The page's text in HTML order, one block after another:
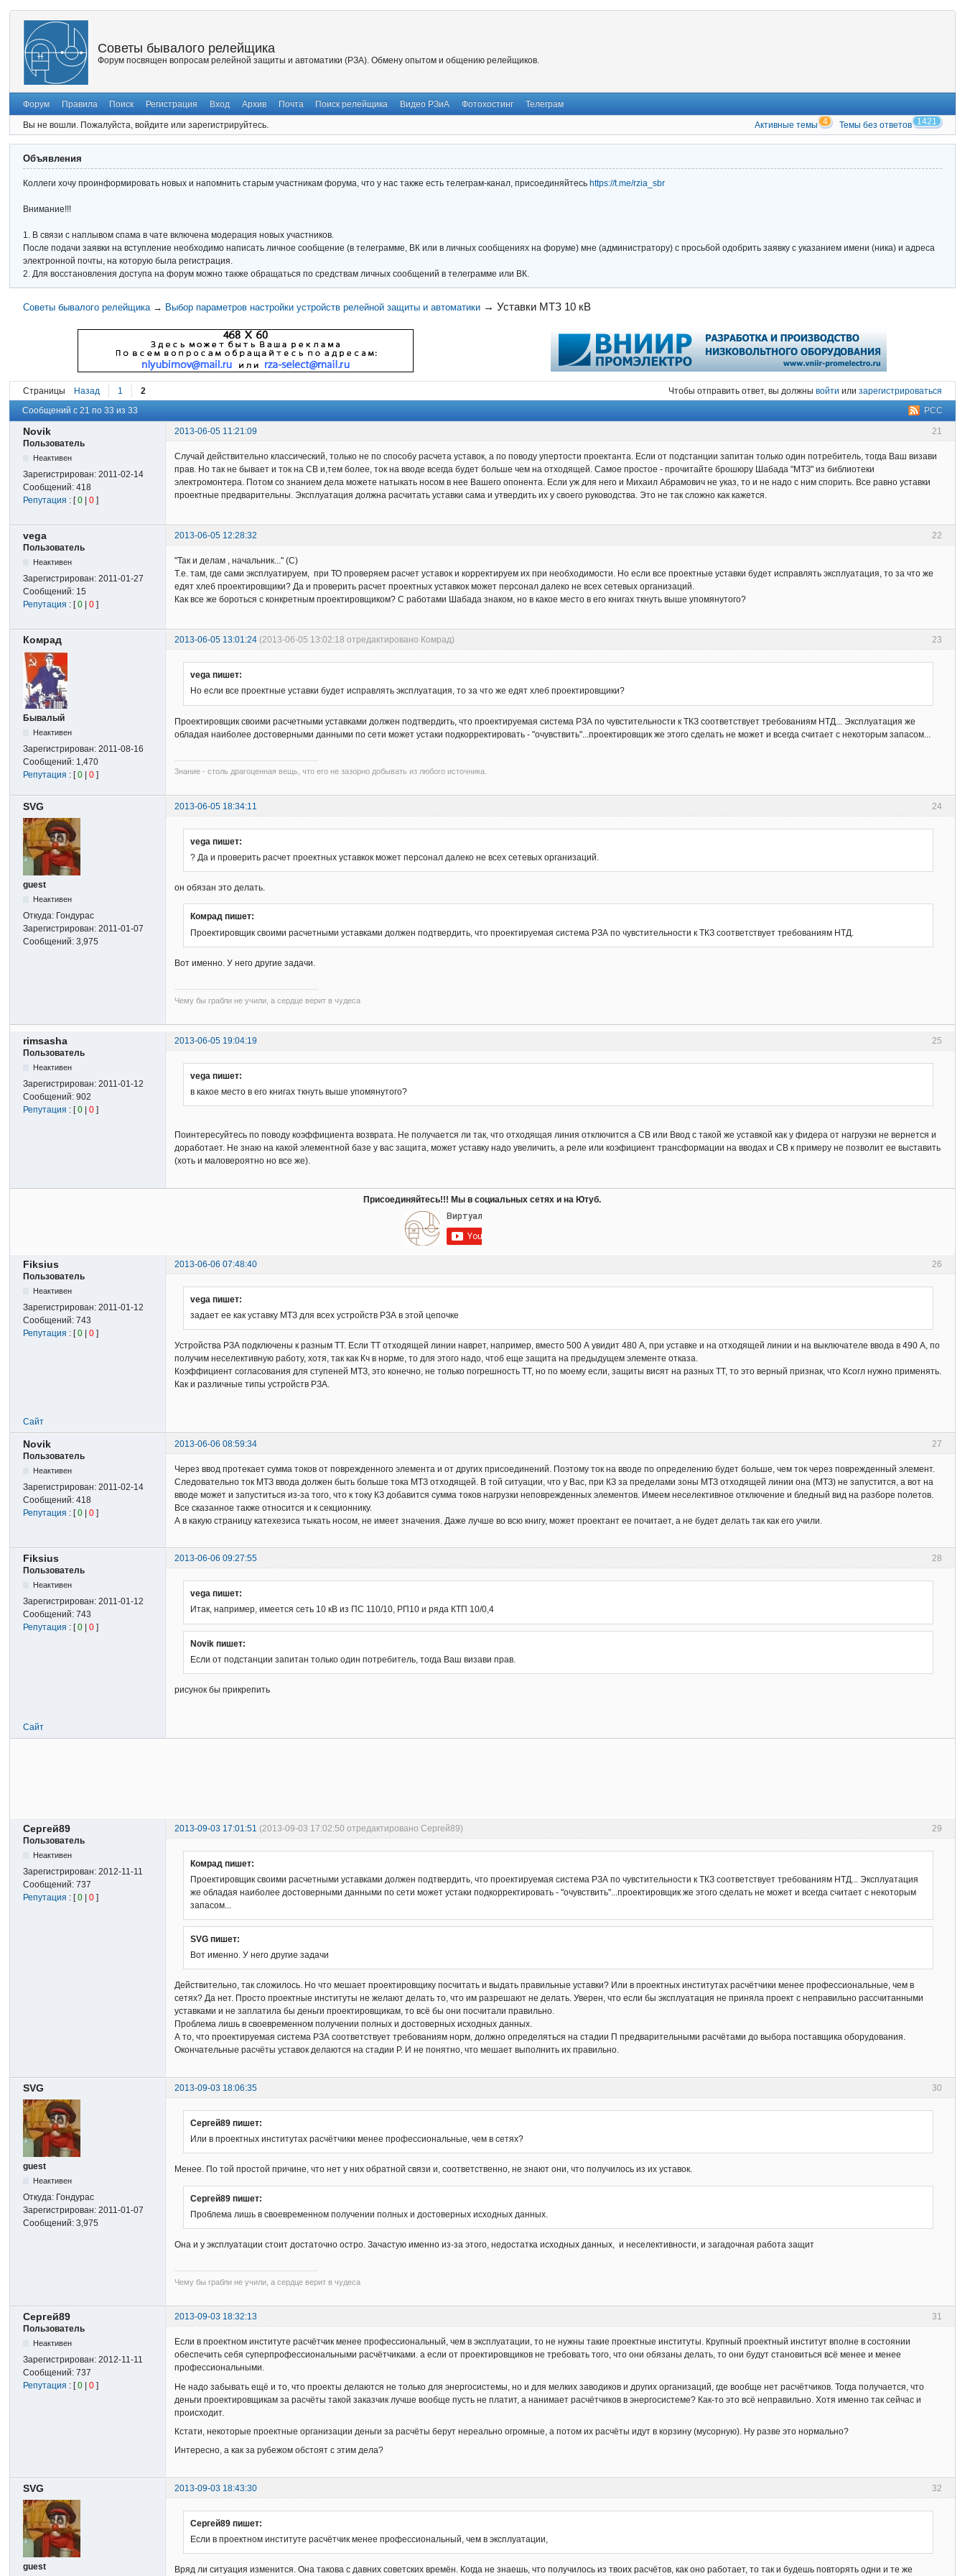
Советы бывалого релейщика
Форум посвящен вопросам релейной защиты и автоматики (РЗА). Обмену опытом и общению релейщиков.
Форум Правила Поиск Регистрация Вход Архив Почта Поиск релейщика Видео РЗиА Фотохостинг Телеграм
Вы не вошли. Пожалуйста, войдите или зарегистрируйтесь. Активные темы 4 Темы без ответов 1421
Объявления
Коллеги хочу проинформировать новых и напомнить старым участникам форума, что у нас также есть телеграм-канал, присоединяйтесь https://t.me/rzia_sbr
Внимание!!!
1. В связи с наплывом спама в чате включена модерация новых участников.
После подачи заявки на вступление необходимо написать личное сообщение (в телеграмме, ВК или в личных сообщениях на форуме) мне (администратору) с просьбой одобрить заявку с указанием имени (ника) и адреса
электронной почты, на которую была регистрация.
2. Для восстановления доступа на форум можно также обращаться по средствам личных сообщений в телеграмме или ВК.
Советы бывалого релейщика → Выбор параметров настройки устройств релейной защиты и автоматики → Уставки МТЗ 10 кВ
Страницы Назад 1 2 Чтобы отправить ответ, вы должны войти или зарегистрироваться
РСС
Сообщений с 21 по 33 из 33
21
Novik
2013-06-05 11:21:09
Пользователь
Неактивен
Зарегистрирован:2011-02-14
Сообщений:418
Репутация : [0 |0 ]
Случай действительно классический, только не по способу расчета уставок, а по поводу упертости проектанта. Если от подстанции запитан только один потребитель, тогда Ваш визави
прав. Но так не бывает и ток на СВ и,тем более, ток на вводе всегда будет больше чем на отходящей. Самое простое - прочитайте брошюру Шабада "МТЗ" из библиотеки
электромонтера. Потом со знанием дела можете натыкать носом в нее Вашего опонента. Если уж для него и Михаил Абрамович не указ, то и не надо с ним спорить. Все равно уставки
проектные предварительны. Эксплуатация должна расчитать уставки сама и утвердить их у своего руководства. Это не так сложно как кажется.
22
vega
2013-06-05 12:28:32
Пользователь
Неактивен
Зарегистрирован:2011-01-27
Сообщений: 15
Репутация : [0 |0 ]
"Так и делам , начальник..." (С)
Т.е. там, где сами эксплуатируем, при ТО проверяем расчет уставок и корректируем их при необходимости. Но если все проектные уставки будет исправлять эксплуатация, то за что же
едят хлеб проектировщики? Да и проверить расчет проектных уставкок может персонал далеко не всех сетевых организаций.
Как все же бороться с конкретным проектировщиком? С работами Шабада знаком, но в какое место в его книгах ткнуть выше упомянутого?
23
Комрад 2013-06-05 13:01:24 (2013-06-05 13:02:18 отредактировано Комрад)
Бывалый
Неактивен
Зарегистрирован:2011-08-16
Сообщений: 1,470
Репутация : [0 |0 ]
vega пишет:
Но если все проектные уставки будет исправлять эксплуатация, то за что же едят хлеб проектировщики?
Проектировщик своими расчетными уставками должен подтвердить, что проектируемая система РЗА по чувстительности к ТКЗ соответствует требованиям НТД... Эксплуатация же
обладая наиболее достоверными данными по сети может устаки подкорректировать - "очувствить"...проектировщик же этого сделать не может и всегда считает с некоторым запасом...
3нание - столь драгоценная вещь, что его не зазорно добывать из любого источника.
24
SVG 2013-06-05 18:34:11
guest
Неактивен
Откуда: Гондурас
Зарегистрирован:2011-01-07
Сообщений:3,975
vega пишет:
? Да и проверить расчет проектных уставкок может персонал далеко не всех сетевых организаций.
он обязан это делать.
Комрад пишет:
Проектировщик своими расчетными уставками должен подтвердить, что проектируемая система РЗА по чувстительности к ТКЗ соответствует требованиям НТД.
Вот именно. У него другие задачи.
Чему бы грабли не учили, а сердце верит в чудеса
25
rimsasha
2013-06-05 19:04:19
Пользователь
Неактивен
Зарегистрирован:2011-01-12
Сообщений:902
Репутация : [0 |0 ]
vega пишет:
в какое место в его книгах ткнуть выше упомянутого?
Поинтересуйтесь по поводу коэффициента возврата. Не получается ли так, что отходящая линия отключится а СВ или Ввод с такой же уставкой как у фидера от нагрузки не вернется и
доработает. Не знаю на какой элементной базе у вас защита, может уставку надо увеличить, а реле или коэфициент трансформации на вводах и СВ к примеру не позволит ее выставить
(хоть и маловероятно но все же).
Присоединяйтесь!!! Мы в социальных сетях и на Ютуб.
26
Fiksius
2013-06-06 07:48:40
Пользователь
Неактивен
Зарегистрирован:2011-01-12
Сообщений:743
Репутация : [0 |0 ]
vega пишет:
задает ее как уставку МТЗ для всех устройств РЗА в этой цепочке
Устройства РЗА подключены к разным ТТ. Если ТТ отходящей линии наврет, например, вместо 500 А увидит 480 А, при уставке и на отходящей линии и на выключателе ввода в 490 А, по
получим неселективную работу, хотя, так как Кч в норме, то для этого надо, чтоб еще защита на предыдущем элементе отказа.
Коэффициент согласования для ступеней МТЗ, это конечно, не только погрешность ТТ, но по моему если, защиты висят на разных ТТ, то это верный признак, что Ксогл нужно применять.
Как и различные типы устройств РЗА.
Сайт
27
Novik
2013-06-06 08:59:34
Пользователь
Неактивен
Зарегистрирован:2011-02-14
Сообщений:418
Репутация : [0 |0 ]
Через ввод протекает сумма токов от поврежденного элемента и от других присоединений. Поэтому ток на вводе по определению будет больше, чем ток через поврежденный элемент.
Следовательно ток МТЗ ввода должен быть больше тока МТЗ отходящей. В той ситуации, что у Вас, при КЗ за пределами зоны МТЗ отходящей линии она (МТЗ) не запустится, а вот на
вводе может и запуститься из-за того, что к току КЗ добавится сумма токов нагрузки неповрежденных элементов. Имеем неселективное отключение и бледный вид на разборе полетов.
Все сказанное также относится и к секционнику.
А в какую страницу катехезиса тыкать носом, не имеет значения. Даже лучше во всю книгу, может проектант ее почитает, а не будет делать так как его учили.
28
Fiksius
2013-06-06 09:27:55
Пользователь
Неактивен
Зарегистрирован:2011-01-12
Сообщений:743
Репутация : [0 |0 ]
vega пишет:
Итак, например, имеется сеть 10 кВ из ПС 110/10, РП10 и ряда КТП 10/0,4
Novik пишет:
Если от подстанции запитан только один потребитель, тогда Ваш визави прав.
рисунок бы прикрепить
Сайт
29
Сергей89 2013-09-03 17:01:51 (2013-09-03 17:02:50 отредактировано Сергей89)
Пользователь
Неактивен
Зарегистрирован:2012-11-11
Сообщений:737
Репутация : [0 |0 ]
Комрад пишет:
Проектировщик своими расчетными уставками должен подтвердить, что проектируемая система РЗА по чувстительности к ТКЗ соответствует требованиям НТД... Эксплуатация
же обладая наиболее достоверными данными по сети может устаки подкорректировать - "очувствить"...проектировщик же этого сделать не может и всегда считает с некоторым
запасом...
SVG пишет:
Вот именно. У него другие задачи
Действительно, так сложилось. Но что мешает проектировщику посчитать и выдать правильные уставки? Или в проектных институтах расчётчики менее профессиональные, чем в
сетях? Да нет. Просто проектные институты не желают делать то, что им разрешают не делать. Уверен, что если бы эксплуатация не приняла проект с неправильно рассчитанными
уставками и не заплатила бы деньги проектировщикам, то всё бы они посчитали правильно.
Проблема лишь в своевременном получении полных и достоверных исходных данных.
А то, что проектируемая система РЗА соответствует требованиям норм, должно определяться на стадии П предварительными расчётами до выбора поставщика оборудования.
Окончательные расчёты уставок делаются на стадии Р. И не понятно, что мешает выполнить их правильно.
30
SVG 2013-09-03 18:06:35
guest
Неактивен
Откуда: Гондурас
Зарегистрирован:2011-01-07
Сообщений:3,975
Сергей89 пишет:
Или в проектных институтах расчётчики менее профессиональные, чем в сетях?
Менее. По той простой причине, что нет у них обратной связи и, соответственно, не знают они, что получилось из их уставок.
Сергей89 пишет:
Проблема лишь в своевременном получении полных и достоверных исходных данных.
Она и у эксплуатации стоит достаточно остро. Зачастую именно из-за этого, недостатка исходных данных, и неселективности, и загадочная работа защит
Чему бы грабли не учили, а сердце верит в чудеса
31
Сергей89
2013-09-03 18:32:13
Пользователь
Неактивен
Зарегистрирован:2012-11-11
Сообщений:737
Репутация : [0 |0 ]
Если в проектном институте расчётчик менее профессиональный, чем в эксплуатации, то не нужны такие проектные институты. Крупный проектный институт вполне в состоянии
обеспечить себя суперпрофессиональными расчётчиками. а если от проектировщиков не требовать того, что они обязаны делать, то они будут становиться всё менее и менее
профессиональными.
Не надо забывать ещё и то, что проекты делаются не только для энергосистемы, но и для мелких заводиков и других организаций, где вообще нет расчётчиков. Тогда получается, что
деньги проектировщикам за расчёты такой заказчик лучше вообще пусть не платит, а нанимает расчётчиков в энергосистеме? Как-то это всё неправильно. Хотя именно так сейчас и
происходит.
Кстати, некоторые проектные организации деньги за расчёты берут нереально огромные, а потом их расчёты идут в корзину (мусорную). Ну разве это нормально?
Интересно, а как за рубежом обстоят с этим дела?
32
SVG 2013-09-03 18:43:30
guest
Сергей89 пишет:
Если в проектном институте расчётчик менее профессиональный, чем в эксплуатации,
Вряд ли ситуация изменится. Она такова с давних советских времён. Когда не знаешь, что получилось из твоих расчётов, как оно работает, то так и будешь повторять одни и те же